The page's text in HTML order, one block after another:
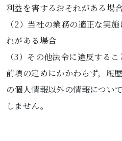
利益を害するおそれがある場
（2）当社の業務の適正な実
れがある場合
（3）その他法令に違反する
前項の定めにかかわらず，履
の個人情報以外の情報につい
しません。